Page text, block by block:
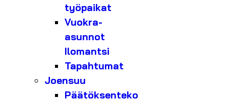
työpaikat
Vuokra-
asunnot
Ilomantsi
Tapahtumat
Joensuu
Päätöksenteko